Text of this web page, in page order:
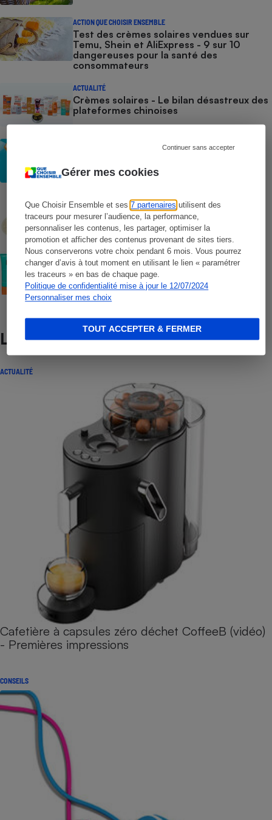
Gérer mes cookies
Que Choisir Ensemble et ses7 partenaires utilisent des
traceurs pour mesurer l’audience, la performance,
personnaliser les contenus, les partager, optimiser la
promotion et afficher des contenus provenant de sites tiers.
Nous conserverons votre choix pendant 6 mois. Vous pourrez
changer d’avis à tout moment en utilisant le lien « paramétrer
les traceurs » en bas de chaque page.
Politique de confidentialité mise à jour le 12/07/2024
Personnaliser mes choix
Continuer sans accepter
TOUT ACCEPTER & FERMER
ACTION QUE CHOISIR ENSEMBLE
Test des crèmes solaires vendues sur
Temu, Shein et AliExpress - 9 sur 10
dangereuses pour la santé des
consommateurs
ACTUALITÉ
Crèmes solaires - Le bilan désastreux des
plateformes chinoises
COMMENT NOUS TESTONS
Crèmes solaires - Le protocole
COMMENT NOUS TESTONS
Crèmes solaires visage - Le protocole
Lire aussi
ACTUALITÉ
Cafetière à capsules zéro déchet CoffeeB (vidéo)
- Premières impressions
CONSEILS